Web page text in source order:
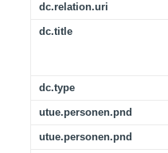
dc.relation.uri
dc.title
dc.type
utue.personen.pnd
utue.personen.pnd